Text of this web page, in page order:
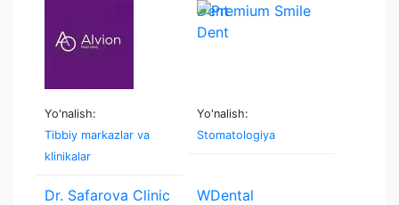
Yo'nalish:
Tibbiy markazlar va
klinikalar
Dent
Yo'nalish:
Stomatologiya
Dr. Safarova Clinic WDental